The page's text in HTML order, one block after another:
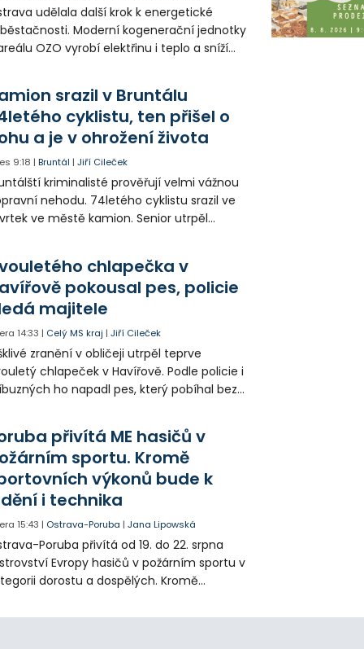
udělala další krok k energetické
Moderní kogenerační jednotky
OZO vyrobí elektřinu i teplo a sníží
srazil v Bruntálu
cyklistu, ten přišel o
a je v ohrožení života
9:18 |Bruntál |Jiří Cileček
kriminalisté prověřují velmi vážnou
nehodu. 74letého cyklistu srazil ve
ve městě kamion. Senior utrpěl
případné svědky.chlapečka v
pokousal pes, policie
majitele
14:33 | Celý MS kraj |Jiří Cileček
zranění v obličeji utrpěl teprve
chlapeček v Havířově. Podle policie i
ho napadl pes, který pobíhal bez
Případem už se zabývá policie, která
psa hledá.
přivítá ME hasičů v
sportu. Kromě
výkonů bude k
i technika
15:43 | Ostrava-Poruba |Jana Lipowská
Poruba přivítá od 19. do 22. srpna
Evropy hasičů v požárním sportu v
dorostu a dospělých. Kromě
historické i současné techniky.